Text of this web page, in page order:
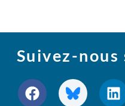
Suivez-nous